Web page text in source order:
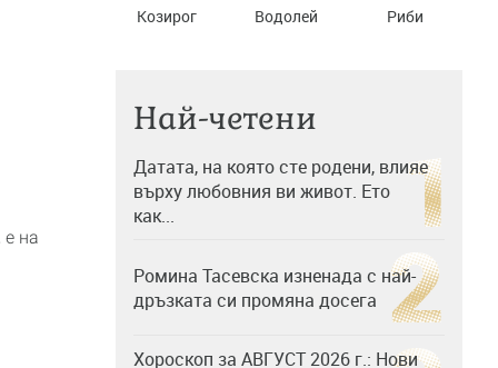
на
Козирог Водолей Риби
Най-четени
Датата, на която сте родени, влияе
върху любовния ви живот. Ето
как...
Ромина Тасевска изненада с най-
дръзката си промяна досега
Хороскоп за АВГУСТ 2026 г.: Нови